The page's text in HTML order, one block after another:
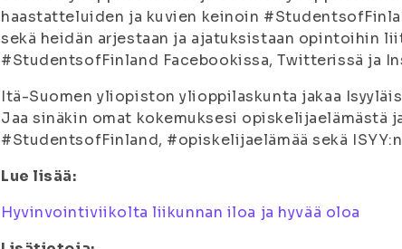
haastatteluiden ja kuvien keinoin
sekä heidän arjestaan ja ajatuksistaan opintoihin
#StudentsofFinland Facebookissa, Twitterissä ja
Itä-Suomen yliopiston ylioppilaskunta jakaa
Jaa sinäkin omat kokemuksesi opiskelijaelämästä
#StudentsofFinland, #opiskelijaelämää sekä
Lue lisää:
Hyvinvointiviikolta liikunnan iloa ja hyvää oloa